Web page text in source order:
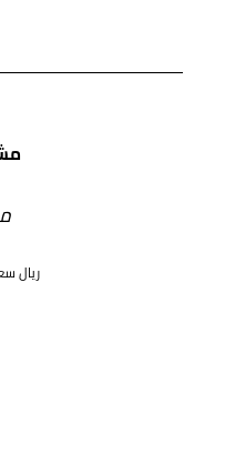
86 ريال سعودي